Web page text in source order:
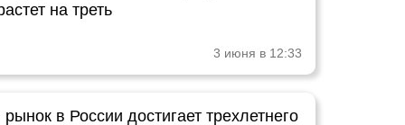
на треть
3 июня в 12:33
в России достигает трехлетнего